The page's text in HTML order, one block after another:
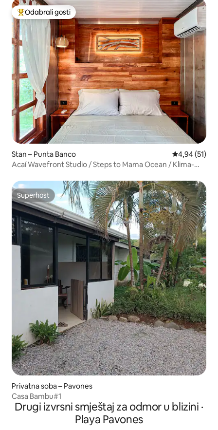
Među najviše rangiranima s oznakom „Odabrali gosti”
Odabrali gosti
Stan – Punta Banco Prosječna
4,94 (51)
Acaí Wavefront Studio / Steps to Mama Ocean / Klima-
Superhost
Superhost
Privatna soba – Pavones
Casa Bambu#1
Drugi izvrsni smještaj za odmor u blizini ·
Playa Pavones